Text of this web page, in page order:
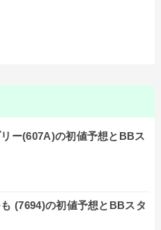
リー(607A)の初値予想とBBス
も (7694)の初値予想とBBスタ